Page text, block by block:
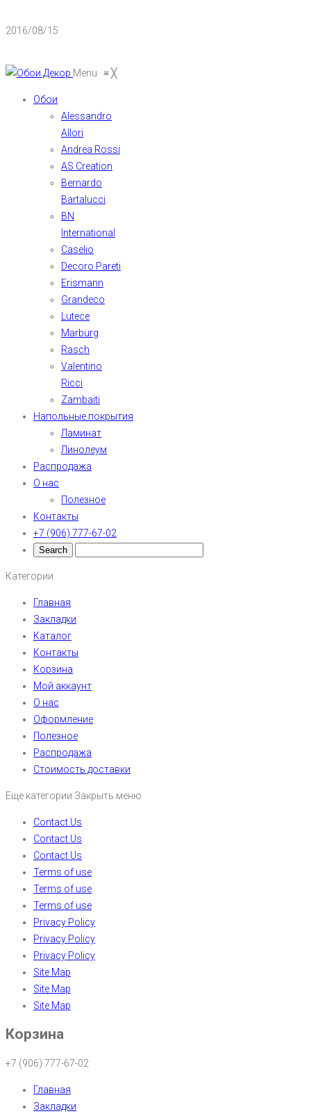
2016/08/15
Menu ≡╳
Обои
Alessandro
Allori
Andrea Rossi
AS Creation
Bernardo
Bartalucci
BN
International
Caselio
Decoro Pareti
Erismann
Grandeco
Lutece
Marburg
Rasch
Valentino
Ricci
Zambaiti
Напольные покрытия
Ламинат
Линолеум
Распродажа
О нас
Полезное
Контакты
+7 (906) 777-67-02
Категории
Главная
Закладки
Каталог
Контакты
Корзина
Мой аккаунт
О нас
Оформление
Полезное
Распродажа
Стоимость доставки
Еще категории Закрыть меню
Contact Us
Contact Us
Contact Us
Terms of use
Terms of use
Terms of use
Privacy Policy
Privacy Policy
Privacy Policy
Site Map
Site Map
Site Map
Корзина
+7 (906) 777-67-02
Главная
Закладки